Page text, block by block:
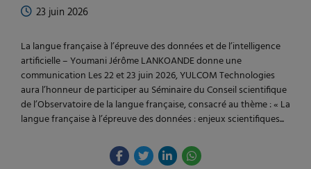
23 juin 2026
La langue française à l’épreuve des données et de l’intelligence
artificielle – Youmani Jérôme LANKOANDE donne une
communication Les 22 et 23 juin 2026, YULCOM Technologies
aura l’honneur de participer au Séminaire du Conseil scientifique
de l’Observatoire de la langue française, consacré au thème : « La
langue française à l’épreuve des données : enjeux scientifiques...